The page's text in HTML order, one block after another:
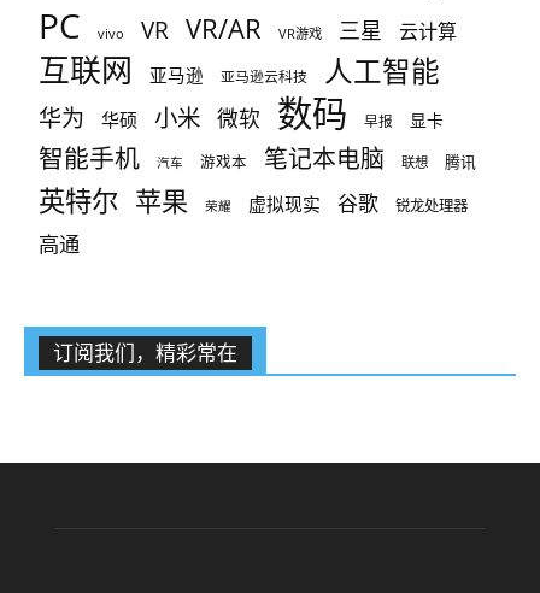
PC vivo VR VR/AR VR游戏 三星 云计算
互联网 亚马逊 亚马逊云科技 人工智能
华为 华硕 小米 微软 数码 早报 显卡
智能手机 汽车 游戏本 笔记本电脑 联想 腾讯
英特尔 苹果 荣耀 虚拟现实 谷歌 锐龙处理器
高通
订阅我们，精彩常在